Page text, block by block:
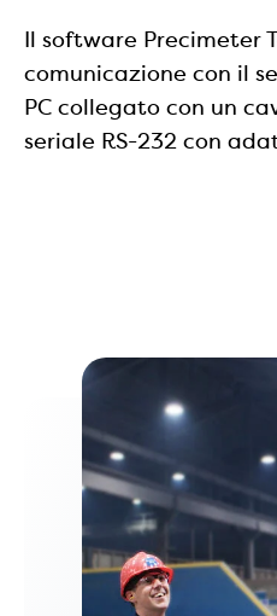
Il software Precimeter
comunicazione con il
PC collegato con un
seriale RS-232 con